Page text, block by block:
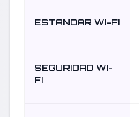
ESTANDAR WI-FI
SEGURIDAD WI-
FI